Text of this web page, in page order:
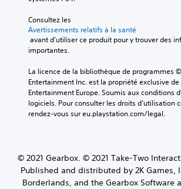
Consultez les
Avertissements relatifs à la santé
importantes.
La licence de la bibliothèque de programmes
Entertainment Inc. est la propriété exclusive
Entertainment Europe. Soumis aux conditions
logiciels. Pour consulter les droits d’utilisation
rendez-vous sur eu.playstation.com/legal.
© 2021 Gearbox. © 2021 Take-Two
Published and distributed by 2K Games,
Borderlands, and the Gearbox Software